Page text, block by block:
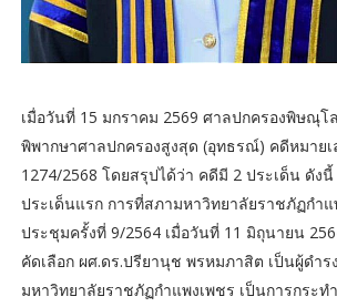
เมื่อวันที่ 15 มกราคม 2569 ศาลปกครองพิษณุโ
พิพากษาศาลปกครองสูงสุด (อุทธรณ์) คดีหมายเ
1274/2568 โดยสรุปได้ว่า คดีมี 2 ประเด็น ดังนี้
ประเด็นแรก การที่สภามหาวิทยาลัยราชภัฏกำ
ประชุมครั้งที่ 9/2564 เมื่อวันที่ 11 มิถุนายน
คัดเลือก ผศ.ดร.ปรียานุช พรหมภาสิต เป็นผู้ดำ
มหาวิทยาลัยราชภัฏกำแพงเพชร เป็นการกระ